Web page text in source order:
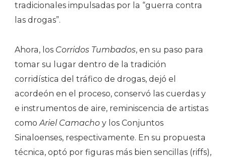
tradicionales impulsadas por la “guerra contra
las drogas”.
Ahora, los Corridos Tumbados, en su paso para
tomar su lugar dentro de la tradición
corridística del tráfico de drogas, dejó el
acordeón en el proceso, conservó las cuerdas y
e instrumentos de aire, reminiscencia de artistas
comoAriel Camacho y los Conjuntos
Sinaloenses, respectivamente. En su propuesta
técnica, optó por figuras más bien sencillas (riffs),